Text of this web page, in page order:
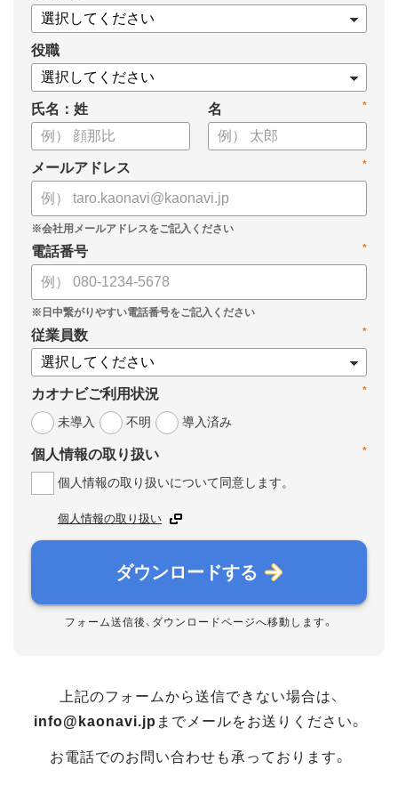
役職
氏名：姓 *
名
*
メールアドレス
*
電話番号
*
従業員数
*
カオナビご利用状況
未導入
不明 導入済み
*
個人情報の取り扱い
個人情報の取り扱いについて同意します。
個人情報の取り扱い
ダウンロードする
フォーム送信後、ダウンロードページへ移動します。
上記のフォームから送信できない場合は、
info@kaonavi.jp までメールをお送りください。
お電話でのお問い合わせも承っております。